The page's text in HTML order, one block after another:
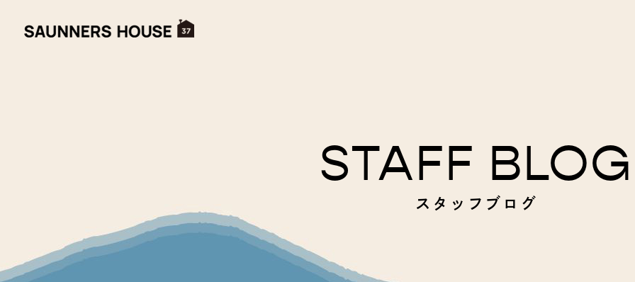
STAFF BLOG
スタッフブログ